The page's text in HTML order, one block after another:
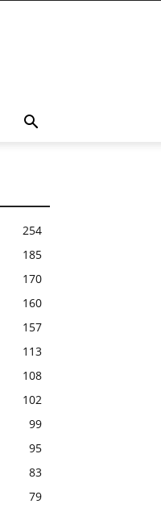
254
185
170
160
157
113
108
102
99
95
83
79